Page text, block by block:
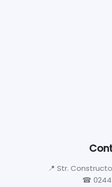
📍 Str.
☎ 0244-